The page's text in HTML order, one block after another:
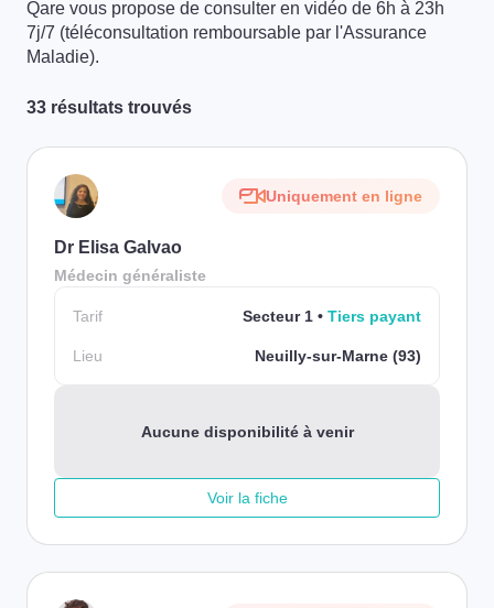
Qare vous propose de consulter en vidéo de 6h à 23h
7j/7 (téléconsultation remboursable par l'Assurance
Maladie).
33 résultats trouvés
Uniquement en ligne
Dr Elisa Galvao
Médecin généraliste
Tarif Secteur 1 Tiers payant
Lieu Neuilly-sur-Marne (93)
Aucune disponibilité à venir
Voir la fiche